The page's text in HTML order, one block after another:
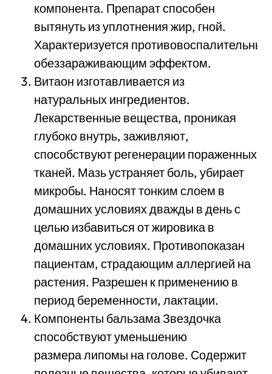
компонента. Препарат способен
вытянуть из уплотнения жир, гной.
Характеризуется
обеззараживающим эффектом.
Витаон изготавливается из
натуральных ингредиентов.
Лекарственные вещества, проникая
глубоко внутрь, заживляют,
способствуют регенерации пораженных
тканей. Мазь устраняет боль, убирает
микробы. Наносят тонким слоем в
домашних условиях дважды в день с
целью избавиться от жировика в
домашних условиях. Противопоказан
пациентам, страдающим аллергией на
растения. Разрешен к применению в
период беременности, лактации.
Компоненты бальзама Звездочка
способствуют уменьшению
размера липомы на голове. Содержит